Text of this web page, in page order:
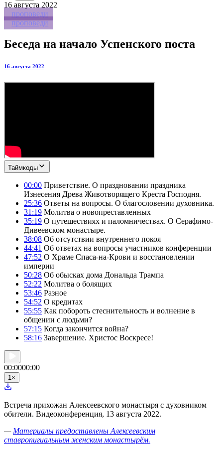
16 августа 2022
проповеди
проповеди
Беседа на начало Успенского поста
16 августа 2022
Таймкоды
00:00 Приветствие. О праздновании праздника
Изнесения Древа Животворящего Креста Господня.
25:36 Ответы на вопросы. О благословении духовника.
31:19 Молитва о новопреставленных
35:19 О путешествиях и паломничествах. О Серафимо-
Дивеевском монастыре.
38:08 Об отсутствии внутреннего покоя
44:41 Об ответах на вопросы участников конференции
47:52 О Храме Спаса-на-Крови и восстановлении
империи
50:28 Об обысках дома Дональда Трампа
52:22 Молитва о болящих
53:46 Разное
54:52 О кредитах
55:55 Как побороть стеснительность и волнение в
общении с людьми?
57:15 Когда закончится война?
58:16 Завершение. Христос Воскресе!
00:0000:00
1×
Встреча прихожан Алексеевского монастыря с духовником
обители. Видеоконференция, 13 августа 2022.
— Материалы предоставлены Алексеевским
ставропигиальным женским монастырём.